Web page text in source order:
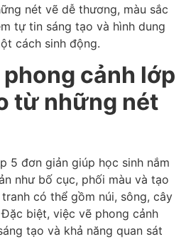
nét vẽ dễ thương, màu sắc
tự tin sáng tạo và hình dung
cách sinh động.
cảnh lớp
từ những nét
5 đơn giản giúp học sinh nắm
như bố cục, phối màu và tạo
có thể gồm núi, sông, cây
biệt, việc vẽ phong cảnh
tạo và khả năng quan sát